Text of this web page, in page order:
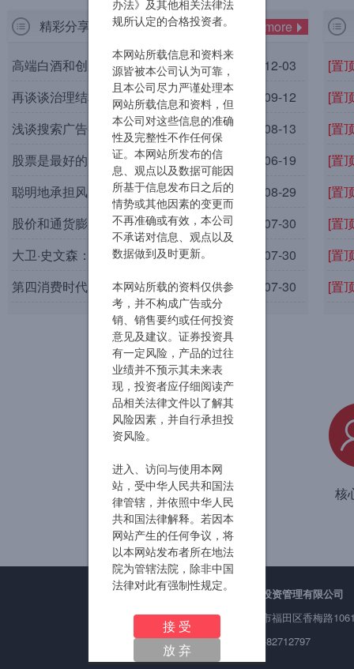
办法》及其他相关法律法
规所认定的合格投资者。
本网站所载信息和资料来
源皆被本公司认为可靠，
且本公司尽力严谨处理本
网站所载信息和资料，但
本公司对这些信息的准确
性及完整性不作任何保
证。本网站所发布的信
息、观点以及数据可能因
所基于信息发布日之后的
情势或其他因素的变更而
不再准确或有效，本公司
不承诺对信息、观点以及
数据做到及时更新。
本网站所载的资料仅供参
考，并不构成广告或分
销、销售要约或任何投资
意见及建议。证券投资具
有一定风险，产品的过往
业绩并不预示其未来表
现，投资者应仔细阅读产
品相关法律文件以了解其
风险因素，并自行承担投
资风险。
进入、访问与使用本网
站，受中华人民共和国法
律管辖，并依照中华人民
共和国法律解释。若因本
网站产生的任何争议，将
以本网站发布者所在地法
院为管辖法院，除非中国
法律对此有强制性规定。
规定的其它有关免责规定
项下所有的一切权利，本
公司没有主张或迟延主张
接 受
放 弃
精彩分享 more
高端白酒和创新药：“两全其美”的好生意 2019-12-03
再谈谈治理结构
2019-09-12
浅谈搜索广告行业
2019-08-13
股票是最好的资产
2019-06-19
聪明地承担风险
2018-08-29
股价和通货膨胀的关系
2018-07-30
2018-07-30
第四消费时代
2018-07-30
自然垄断、心智垄断与寡头的提价是长牛诞生的沃土
2018-07-30
水晶苍蝇拍：我的投资体系
2018-07-30
价值核心原则：增长和投入资本回报率
2018-07-30
一只基金产品的脆弱性和反脆弱性
2018-07-30
也谈谈电商和物流行业
万利富达董事长胡伟涛： 选择长命公司赚有把握的钱
成长股投资的爱与杀
2017-11-30
芒格：如果你买到一个伟大的公司，你坐那待着就行了！
2017-11-28
为何股市暴跌的时候 你该保持淡定?
2017-11-28
[置
[置
[置
[置
[置
[置
[置
[置
最
发展历程 核
深圳市万利富达投资管理有限公司
办公地址：深圳市福田区香梅路
联系方式：0755-82712797